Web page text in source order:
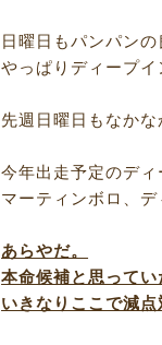
日曜日もパンパン
やっぱりディープイ
先週日曜日もなかな
今年出走予定のディ
マーティンボロ、デ
あらやだ。
本命候補と思って
いきなりここで減点